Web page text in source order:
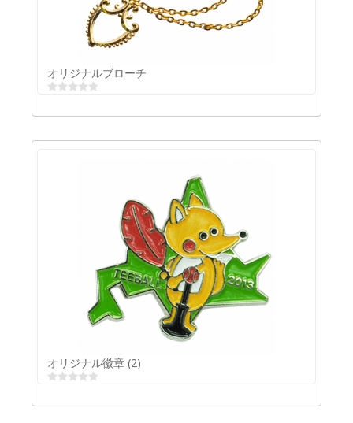
エナメルブローチ
オリジナルブローチ
オリジナルブローチ
オリジナル徽章 (2)